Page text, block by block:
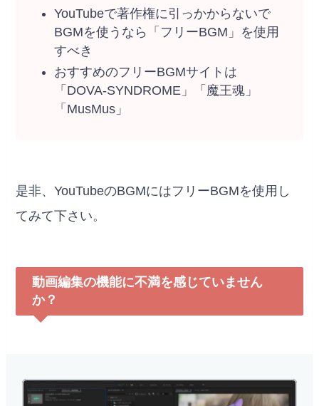
YouTubeで著作権に引っかからないで
BGMを使うなら「フリーBGM」を使用
すべき
おすすめのフリーBGMサイトは
「DOVA-SYNDROME」「魔王魂」
「MusMus」
是非、YouTubeのBGMにはフリーBGMを使用し
てみて下さい。
動画編集の機能に不満を感じていません
か？